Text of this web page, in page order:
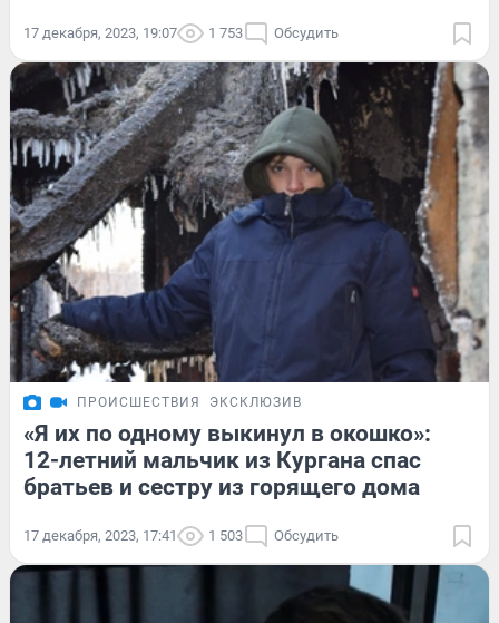
17 декабря, 2023, 19:07 1 753 Обсудить
ПРОИСШЕСТВИЯ ЭКСКЛЮЗИВ
«Я их по одному выкинул в окошко»:
12-летний мальчик из Кургана спас
братьев и сестру из горящего дома
17 декабря, 2023, 17:41 1 503 Обсудить